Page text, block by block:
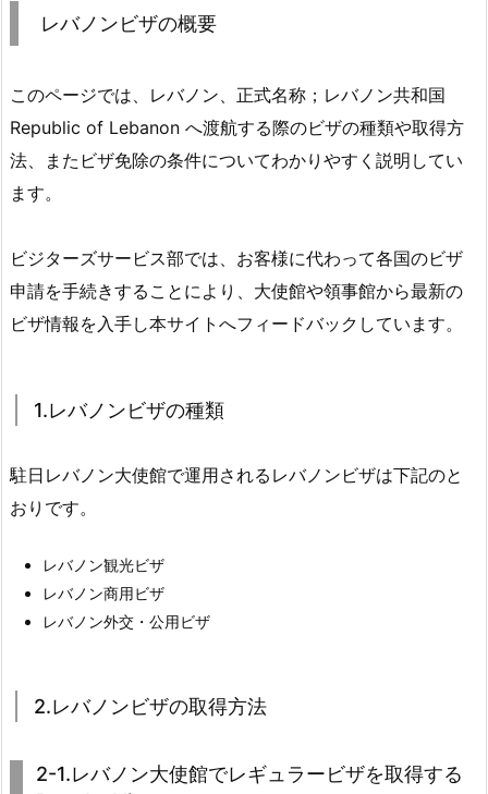
レバノンビザの概要
このページでは、レバノン、正式名称；レバノン共和国
Republic of Lebanon へ渡航する際のビザの種類や取得方
法、またビザ免除の条件についてわかりやすく説明してい
ます。
ビジターズサービス部では、お客様に代わって各国のビザ
申請を手続きすることにより、大使館や領事館から最新の
ビザ情報を入手し本サイトへフィードバックしています。
1.レバノンビザの種類
駐日レバノン大使館で運用されるレバノンビザは下記のと
おりです。
レバノン観光ビザ
レバノン商用ビザ
レバノン外交・公用ビザ
2.レバノンビザの取得方法
2-1.レバノン大使館でレギュラービザを取得する